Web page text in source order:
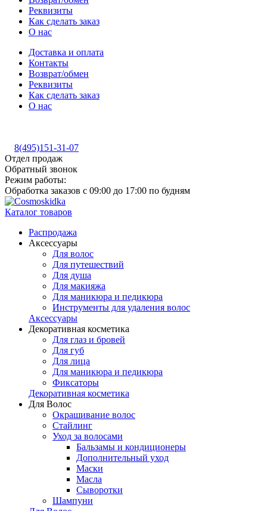
Реквизиты
Как сделать заказ
О нас
Доставка и оплата
Контакты
Возврат/обмен
Реквизиты
Как сделать заказ
О нас
8(495)151-31-07
Отдел продаж
Обратный звонок
Режим работы:
Обработка заказов с 09:00 до 17:00 по будням
Каталог товаров
Распродажа
Аксессуары
Для волос
Для путешествий
Для душа
Для макияжа
Для маникюра и педикюра
Инструменты для удаления волос
Аксессуары
Декоративная косметика
Для глаз и бровей
Для губ
Для лица
Для маникюра и педикюра
Фиксаторы
Декоративная косметика
Для Волос
Окрашивание волос
Стайлинг
Уход за волосами
Бальзамы и кондиционеры
Дополнительный уход
Маски
Масла
Сыворотки
Шампуни